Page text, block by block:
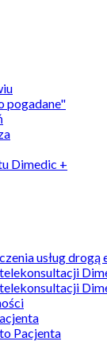
pogadane"
Dimedic +
usług
telekonsultacji
telekonsultacji
Pacjenta